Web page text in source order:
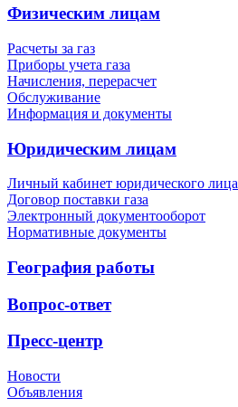
Физическим лицам
Расчеты за газ
Приборы учета газа
Начисления, перерасчет
Обслуживание
Информация и документы
Юридическим лицам
Личный кабинет юридического лица
Договор поставки газа
Электронный документооборот
Нормативные документы
География работы
Вопрос-ответ
Пресс-центр
Новости
Объявления